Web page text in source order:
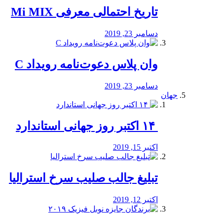
تاریخ احتمالی معرفی Mi MIX
دسامبر 23, 2019
وان پلاس دعوت‌نامه رویداد C
دسامبر 23, 2019
جهان
اکتبر 15, 2019
تبلیغ جالب صلیب سرخ استرالیا
اکتبر 12, 2019